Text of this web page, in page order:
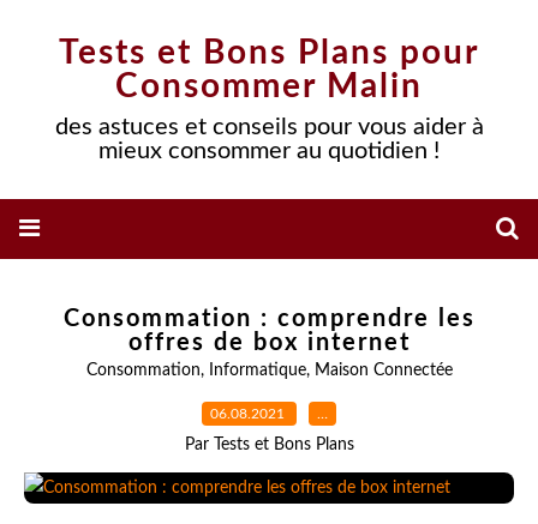
Tests et Bons Plans pour
Consommer Malin
des astuces et conseils pour vous aider à
mieux consommer au quotidien !
Consommation : comprendre les
offres de box internet
Consommation, Informatique, Maison Connectée
06.08.2021 …
Par Tests et Bons Plans